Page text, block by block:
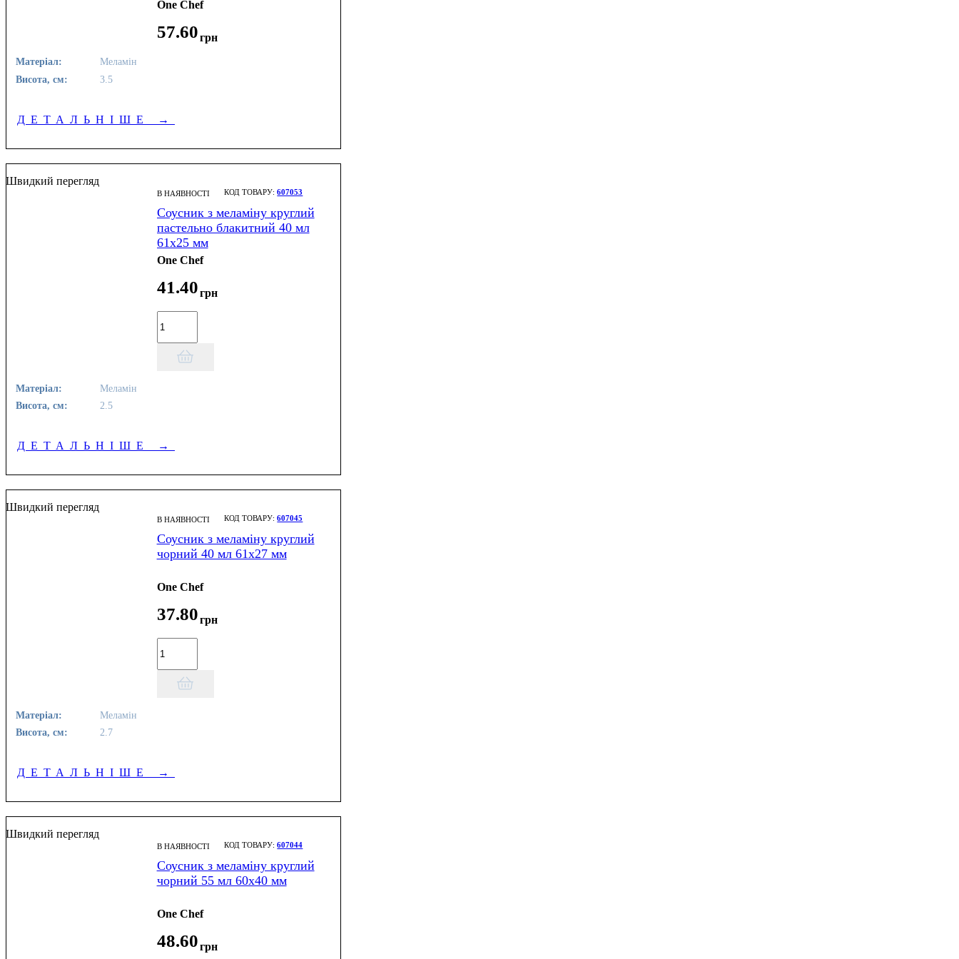
One Chef
57.60грн
Матеріал:
Меламін
Висота, см:
3.5
ДЕТАЛЬНІШЕ →
Швидкий перегляд
В НАЯВНОСТІ 607053
Соусник з меламіну круглий
пастельно блакитний 40 мл
61х25 мм
One Chef
41.40грн
Матеріал:
Меламін
Висота, см:
2.5
ДЕТАЛЬНІШЕ →
Швидкий перегляд
В НАЯВНОСТІ 607045
Соусник з меламіну круглий
чорний 40 мл 61х27 мм
One Chef
37.80грн
Матеріал:
Меламін
Висота, см:
2.7
ДЕТАЛЬНІШЕ →
Швидкий перегляд
В НАЯВНОСТІ 607044
Соусник з меламіну круглий
чорний 55 мл 60x40 мм
One Chef
48.60грн